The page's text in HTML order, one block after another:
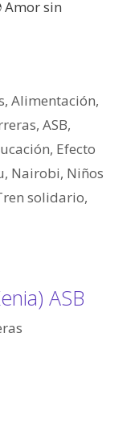
Amor sin
,Alimentación,
, ASB,
, Efecto
, Nairobi, Niños
solidario,
ASB